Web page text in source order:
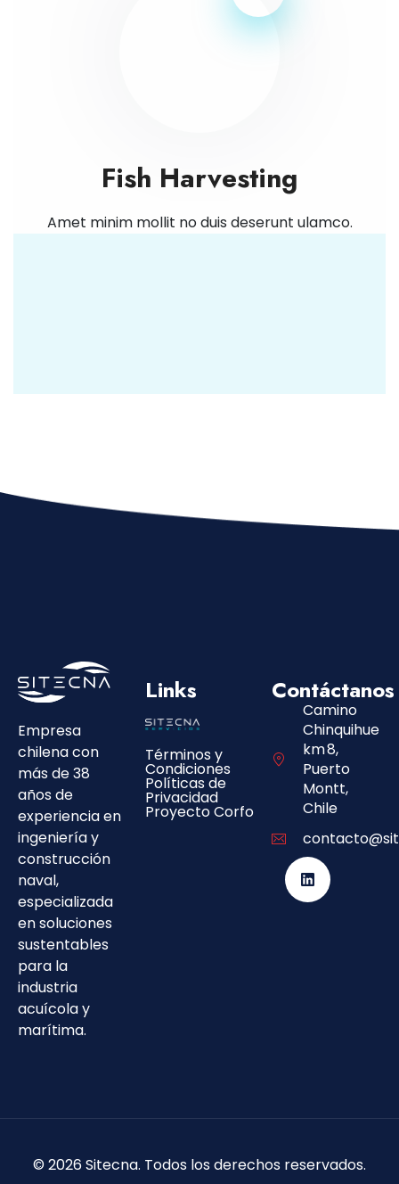
Fish Harvesting
Amet minim mollit no duis deserunt ulamco.
Empresa
chilena con
más de 38
años de
experiencia en
ingeniería y
construcción
naval,
especializada
en soluciones
sustentables
para la
industria
acuícola y
marítima.
Links
Términos y
Condiciones
Políticas de
Privacidad
Proyecto Corfo
Contáctanos
Camino
Chinquihue
km 8,
Puerto
Montt,
Chile
© 2026Sitecna. Todos los derechos reservados.